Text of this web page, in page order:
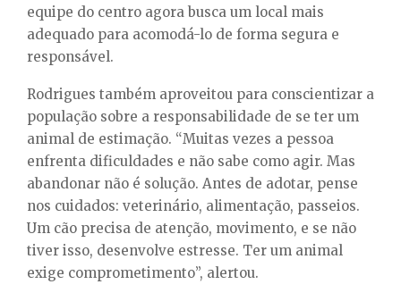
equipe do centro agora busca um local mais
adequado para acomodá-lo de forma segura e
responsável.
Rodrigues também aproveitou para conscientizar a
população sobre a responsabilidade de se ter um
animal de estimação. “Muitas vezes a pessoa
enfrenta dificuldades e não sabe como agir. Mas
abandonar não é solução. Antes de adotar, pense
nos cuidados: veterinário, alimentação, passeios.
Um cão precisa de atenção, movimento, e se não
tiver isso, desenvolve estresse. Ter um animal
exige comprometimento”, alertou.